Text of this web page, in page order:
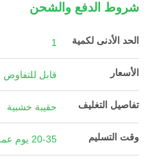
شروط الدفع والشحن
الحد الأدنى لكمية 1
الأسعار قابل للتفاوض
تفاصيل التغليف حقيبة خشبية
وقت التسليم 20-35 يوم عمل